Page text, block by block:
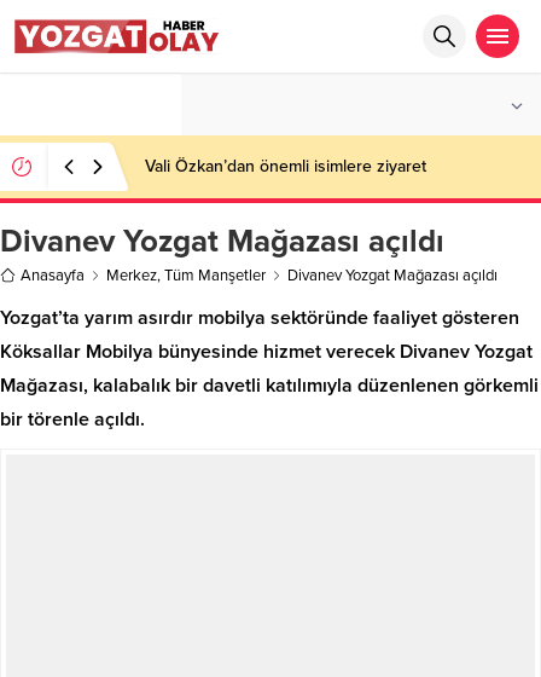
Vali Özkan’dan önemli isimlere ziyaret
Divanev Yozgat Mağazası açıldı
Anasayfa Merkez,Tüm Manşetler Divanev Yozgat Mağazası açıldı
Yozgat’ta yarım asırdır mobilya sektöründe faaliyet gösteren
Köksallar Mobilya bünyesinde hizmet verecek Divanev Yozgat
Mağazası, kalabalık bir davetli katılımıyla düzenlenen görkemli
bir törenle açıldı.